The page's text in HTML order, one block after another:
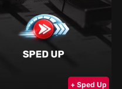
+ Sped Up